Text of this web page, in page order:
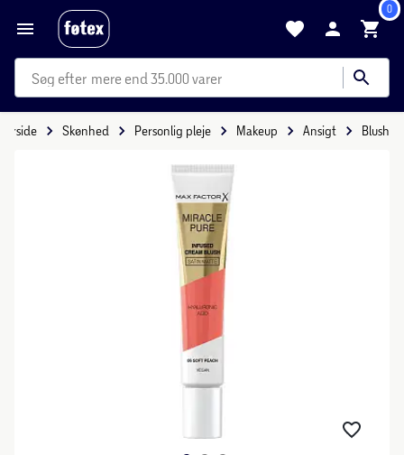
0
mere end 35.000 varer
Forside Skønhed Personlig pleje Makeup Ansigt Blush